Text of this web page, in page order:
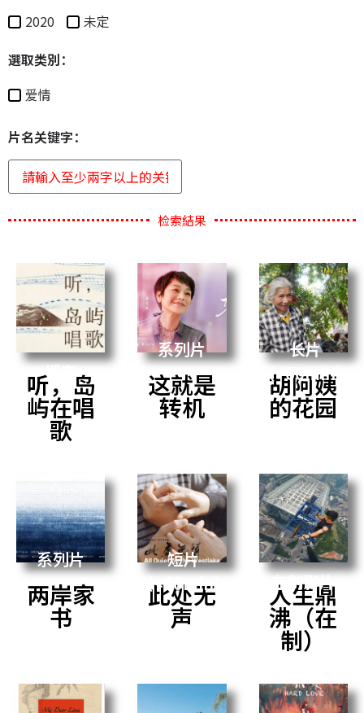
2020
未定
選取类別：
爱情
片名关键字：
检索結果
听，岛
屿在唱
歌
播客 这就是
转机
系列片
胡阿姨
的花园
长片
（>60min）
两岸家
书
系列片
此处无
声
短片
（<60min）
人生鼎
沸（在
制）
在制影片